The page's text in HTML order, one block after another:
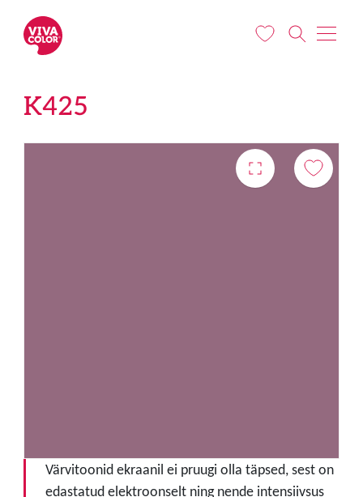
K425
Värvitoonid ekraanil ei pruugi olla täpsed, sest on
edastatud elektroonselt ning nende intensiivsus